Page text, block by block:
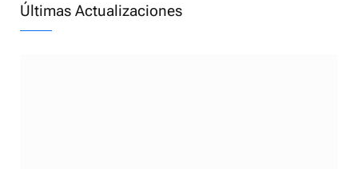
Últimas Actualizaciones